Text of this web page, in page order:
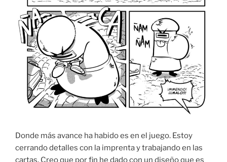
Donde más avance ha habido es en el juego. Estoy
cerrando detalles con la imprenta y trabajando en las
cartas. Creo que por fin he dado con un diseño que es